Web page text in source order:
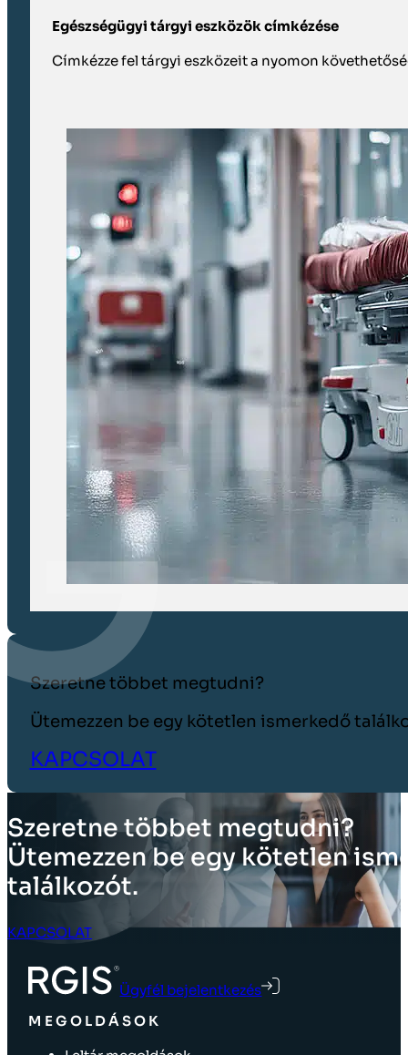
Egészségügyi tárgyi eszközök címkézése
Címkézze fel tárgyi eszközeit a nyomon
Szeretne többet megtudni?
Ütemezzen be egy kötetlen ismerkedő
KAPCSOLAT
Szeretne többet megtudni?
Ütemezzen be egy kötetlen
találkozót.
KAPCSOLAT
Ügyfél bejelentkezés
MEGOLDÁSOK